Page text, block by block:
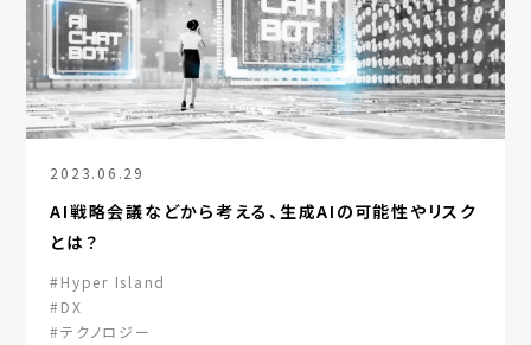
2023.06.29
AI戦略会議などから考える、生成AIの可能性やリスク
とは？
#Hyper Island
#DX
#テクノロジー